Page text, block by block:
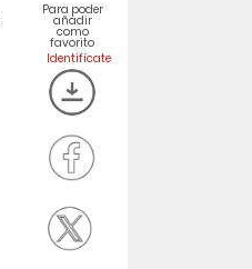
Para poder
añadir
como
favorito